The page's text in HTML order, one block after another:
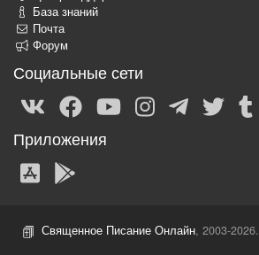
База знаний
Почта
Форум
Социальные сети
Приложения
Священное Писание Онлайн, 2003-2026.